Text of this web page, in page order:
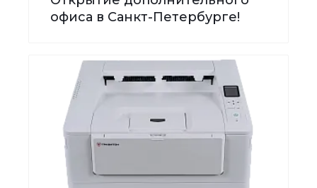
офиса в Санкт-Петербурге!